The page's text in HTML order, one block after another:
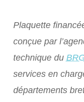
Plaquette
conçue par
technique du
services en
départements